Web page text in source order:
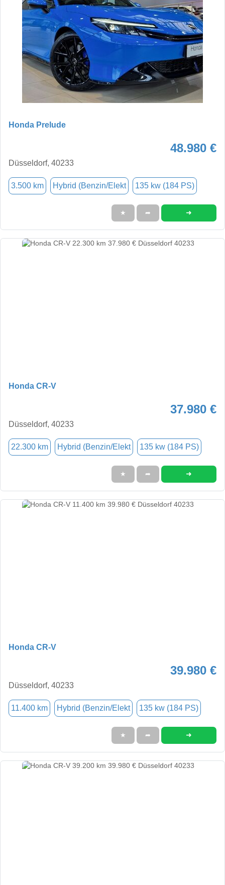
Honda Prelude
48.980 €
Düsseldorf, 40233
3.500 km Hybrid (Benzin/Elekt 135 kw (184 PS)
★ ➦ ➜
Honda CR-V
37.980 €
Düsseldorf, 40233
22.300 km Hybrid (Benzin/Elekt 135 kw (184 PS)
★ ➦ ➜
Honda CR-V
39.980 €
Düsseldorf, 40233
11.400 km Hybrid (Benzin/Elekt 135 kw (184 PS)
★ ➦ ➜